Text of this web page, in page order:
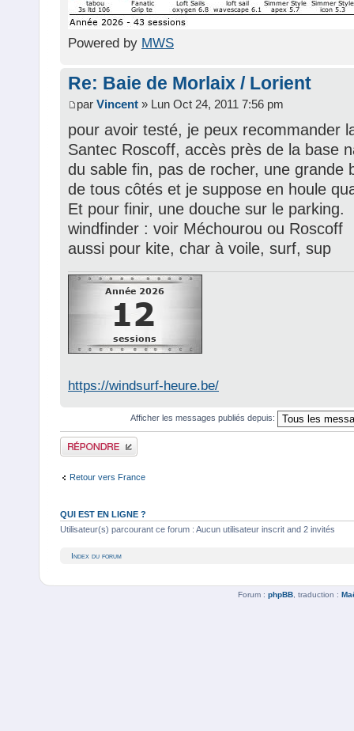
Powered by MWS
Re: Baie de Morlaix / Lorient
par Vincent » Lun Oct 24, 2011 7:56 pm
pour avoir testé, je peux recommander
Santec Roscoff, accès près de la base
du sable fin, pas de rocher, une grande
de tous côtés et je suppose en houle
Et pour finir, une douche sur le parking.
windfinder : voir Méchourou ou Roscoff
aussi pour kite, char à voile, surf, sup
https://windsurf-heure.be/
Afficher les messages publiés depuis:
Publier une réponse
Retour vers France
QUI EST EN LIGNE ?
Utilisateur(s) parcourant ce forum : Aucun utilisateur inscrit and 2 invités
Index du forum
Forum : phpBB, traduction :